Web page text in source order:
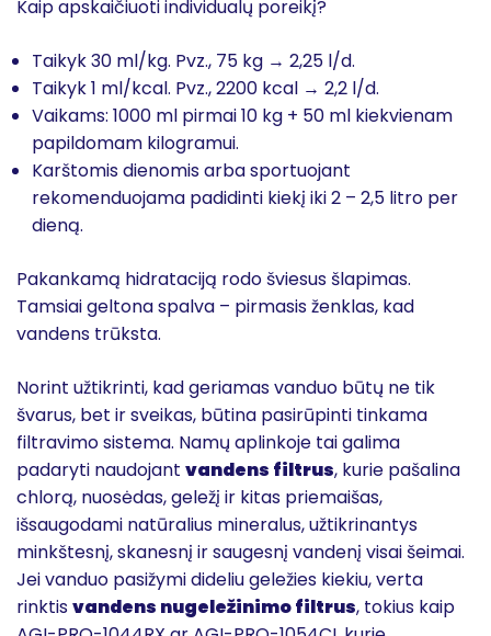
Kaip apskaičiuoti individualų poreikį?
Taikyk 30 ml/kg. Pvz., 75 kg → 2,25 l/d.
Taikyk 1 ml/kcal. Pvz., 2200 kcal → 2,2 l/d.
Vaikams: 1000 ml pirmai 10 kg + 50 ml kiekvienam
papildomam kilogramui.
Karštomis dienomis arba sportuojant
rekomenduojama padidinti kiekį iki 2 – 2,5 litro per
dieną.
Pakankamą hidrataciją rodo šviesus šlapimas.
Tamsiai geltona spalva – pirmasis ženklas, kad
vandens trūksta.
Norint užtikrinti, kad geriamas vanduo būtų ne tik
švarus, bet ir sveikas, būtina pasirūpinti tinkama
filtravimo sistema. Namų aplinkoje tai galima
padaryti naudojant vandens filtrus, kurie pašalina
chlorą, nuosėdas, geležį ir kitas priemaišas,
išsaugodami natūralius mineralus, užtikrinantys
minkštesnį, skanesnį ir saugesnį vandenį visai šeimai.
Jei vanduo pasižymi dideliu geležies kiekiu, verta
rinktisvandens nugeležinimo filtrus, tokius kaip